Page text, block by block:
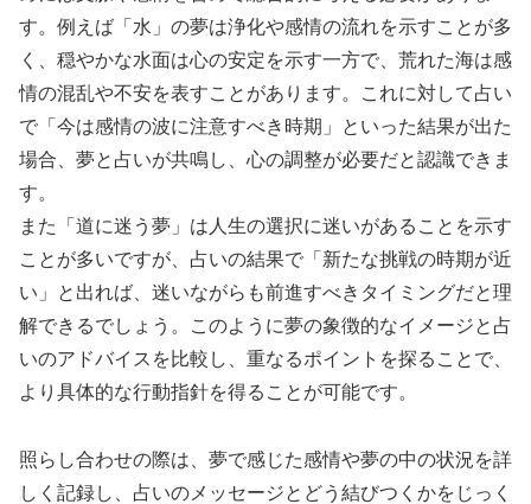
す。例えば「水」の夢は浄化や感情の流れを示すことが多
く、穏やかな水面は心の安定を示す一方で、荒れた海は感
情の混乱や不安を表すことがあります。これに対して占い
で「今は感情の波に注意すべき時期」といった結果が出た
場合、夢と占いが共鳴し、心の調整が必要だと認識できま
す。
また「道に迷う夢」は人生の選択に迷いがあることを示す
ことが多いですが、占いの結果で「新たな挑戦の時期が近
い」と出れば、迷いながらも前進すべきタイミングだと理
解できるでしょう。このように夢の象徴的なイメージと占
いのアドバイスを比較し、重なるポイントを探ることで、
より具体的な行動指針を得ることが可能です。
照らし合わせの際は、夢で感じた感情や夢の中の状況を詳
しく記録し、占いのメッセージとどう結びつくかをじっく